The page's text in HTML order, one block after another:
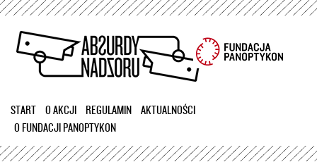
Przejdź
treści
START O AKCJI REGULAMIN
AKTUALNOŚCI
O FUNDACJI PANOPTYKON